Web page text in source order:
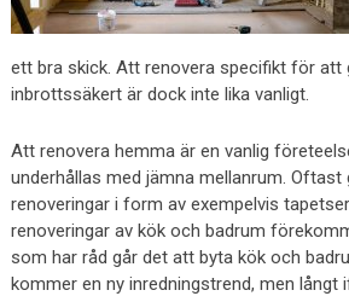
ett bra skick. Att renovera specifikt för att
inbrottssäkert är dock inte lika vanligt.
Att renovera hemma är en vanlig
underhållas med jämna mellanrum. Oftast
renoveringar i form av exempelvis
renoveringar av kök och badrum
som har råd går det att byta kök och
kommer en ny inredningstrend, men långt